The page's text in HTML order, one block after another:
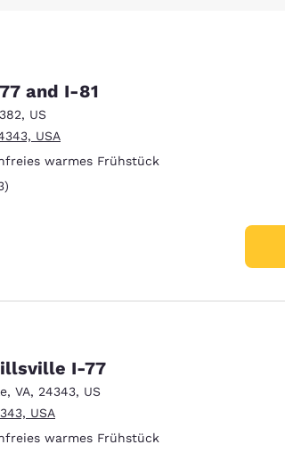
and I-81
, US
USA
warmes Frühstück
2913 Bewertungen
I-77
, VA, 24343, US
USA
warmes Frühstück